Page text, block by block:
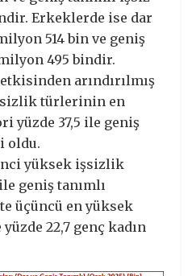
Erkeklerde ise dar
514 bin ve geniş
495 bindir.
arındırılmış
türlerinin en
yüzde 37,5 ile geniş
oldu.
yüksek işsizlik
geniş tanımlı
üçüncü en yüksek
22,7 genç kadın